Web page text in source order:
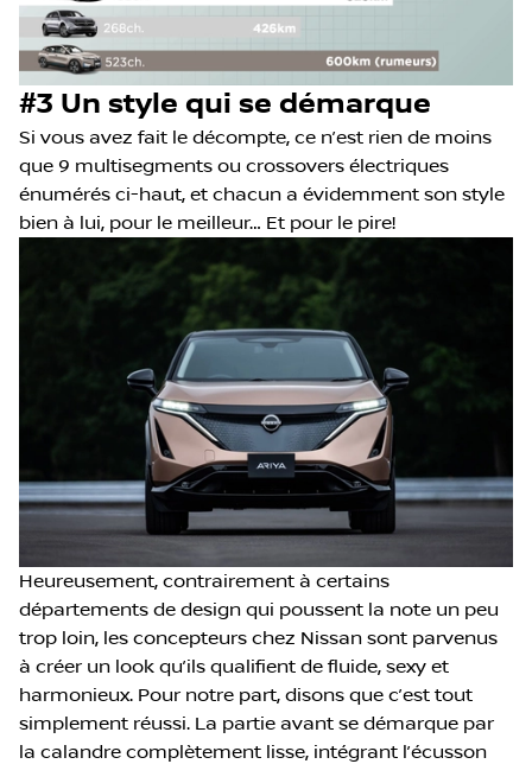
#3 Un style qui se démarque
Si vous avez fait le décompte, ce n’est rien de moins
que 9 multisegments ou crossovers électriques
énumérés ci-haut, et chacun a évidemment son style
bien à lui, pour le meilleur… Et pour le pire!
Heureusement, contrairement à certains
départements de design qui poussent la note un peu
trop loin, les concepteurs chez Nissan sont parvenus
à créer un look qu’ils qualifient de fluide, sexy et
harmonieux. Pour notre part, disons que c’est tout
simplement réussi. La partie avant se démarque par
la calandre complètement lisse, intégrant l’écusson